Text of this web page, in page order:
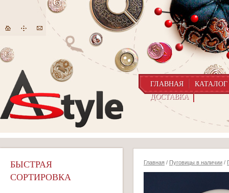
ГЛАВНАЯ
КАТАЛОГ
ДОСТАВКА
БЫСТРАЯ
СОРТИРОВКА
Главная / Пуговицы в наличии /